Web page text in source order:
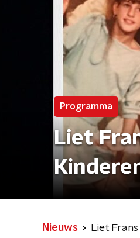
Programma
Liet
Nieuws Liet